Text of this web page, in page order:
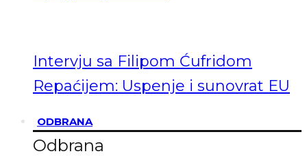
Intervju sa Filipom Ćufridom
Repaćijem: Uspenje i sunovrat EU
ODBRANA
Odbrana